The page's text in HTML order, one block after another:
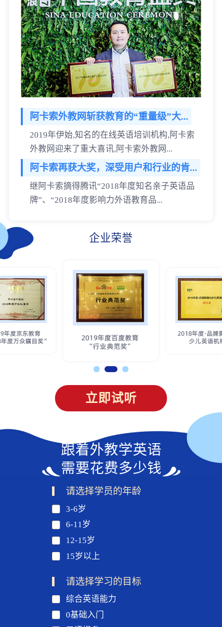
阿卡索外教网斩获教育的“重量级”大...
2019年伊始,知名的在线英语培训机构,阿卡索
外教网迎来了重大喜讯,阿卡索外教网...
阿卡索再获大奖，深受用户和行业的肯...
继阿卡索摘得腾讯“2018年度知名亲子英语品
牌”、“2018年度影响力外语教育品...
企业荣誉
立即试听
跟着外教学英语
需要花费多少钱
请选择学员的年龄
3-6岁
6-11岁
12-15岁
15岁以上
请选择学习的目标
综合英语能力
0基础入门